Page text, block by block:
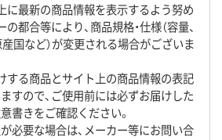
に最新の商品情報を表示するよう努め
都合等により、商品規格・仕様（容量、
産国など）が変更される場合がございま
する商品とサイト上の商品情報の表記
すので、ご使用前には必ずお届けした
書きをご確認ください。
必要な場合は、メーカー等にお問い合